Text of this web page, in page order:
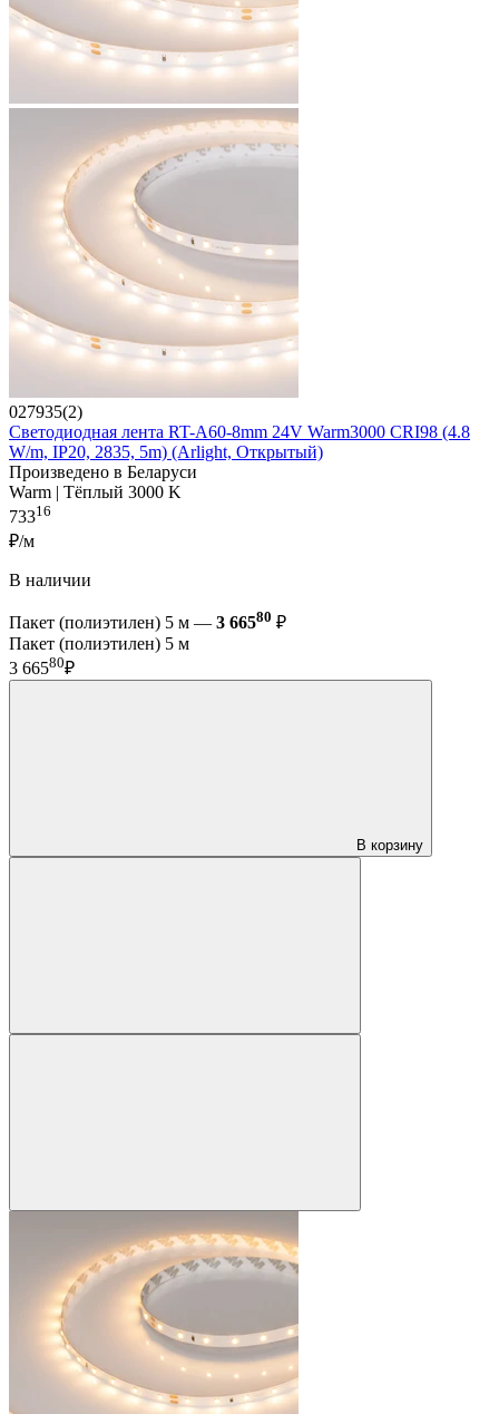
027935(2)
Светодиодная лента RT-A60-8mm 24V Warm3000 CRI98 (4.8
W/m, IP20, 2835, 5m) (Arlight, Открытый)
Произведено в Беларуси
Warm | Тёплый 3000 K
73316
₽/м
В наличии
Пакет (полиэтилен) 5 м — 3 66580 ₽
Пакет (полиэтилен) 5 м
3 66580₽
В корзину